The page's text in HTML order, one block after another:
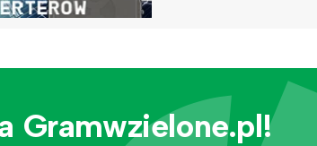
Gramwzielone.pl!